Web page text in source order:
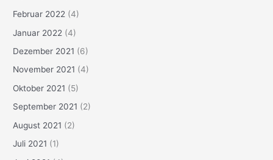
Februar 2022 (4)
Januar 2022 (4)
Dezember 2021 (6)
November 2021 (4)
Oktober 2021 (5)
September 2021 (2)
August 2021 (2)
Juli 2021 (1)